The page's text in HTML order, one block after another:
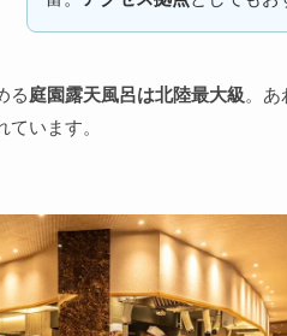
る庭園露天風呂は北陸最大級。あ
います。